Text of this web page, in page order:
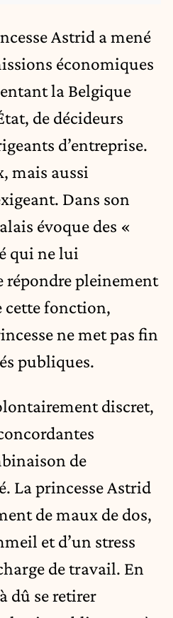
Astrid a mené
économiques
la Belgique
de décideurs
d’entreprise.
mais aussi
Dans son
évoque des «
qui ne lui
répondre pleinement
cette fonction,
ne met pas fin
publiques.
discret,
de
La princesse Astrid
de maux de dos,
et d’un stress
de travail. En
dû se retirer